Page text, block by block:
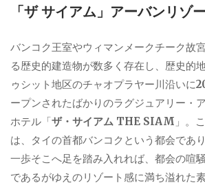
「ザ サイアム」アーバンリゾ
バンコク王室やウィマンメークチーク故
る歴史的建造物が数多く存在し、歴史的
ゥシット地区のチャオプラヤー川沿いに
ープンされたばかりのラグジュアリー・
ホテル「ザ・サイアム THE SIAM 」。
は、タイの首都バンコクという都会であり
一歩そこへ足を踏み入れれば、都会の喧
であるがゆえのリゾート感に満ち溢れた